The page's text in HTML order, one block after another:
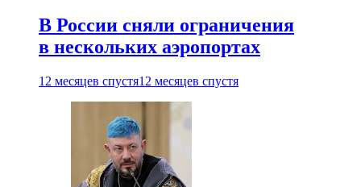
В России сняли ограничения
в нескольких аэропортах
12 месяцев спустя12 месяцев спустя